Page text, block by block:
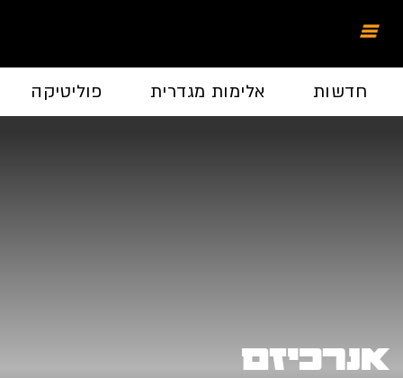
חדשות אלימות מגדרית פוליטיקה
אנרכיזם